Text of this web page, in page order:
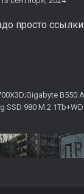
просто
B550
SSD 980 M.2